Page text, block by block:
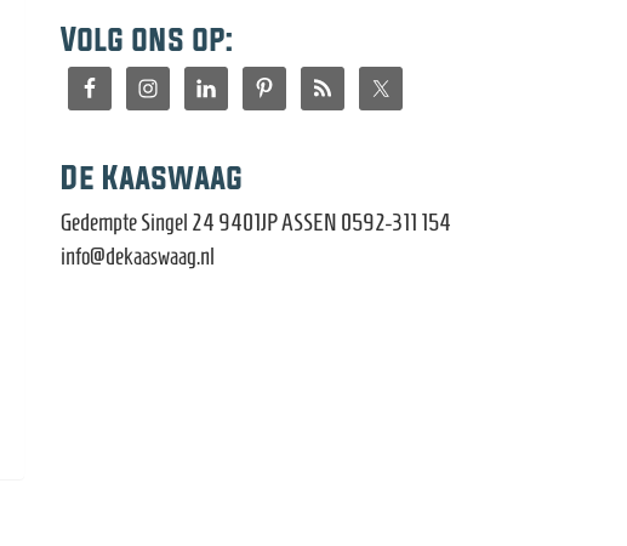
Volg ons op:
De Kaaswaag
Gedempte Singel 24 9401JP ASSEN 0592-311 154
info@dekaaswaag.nl